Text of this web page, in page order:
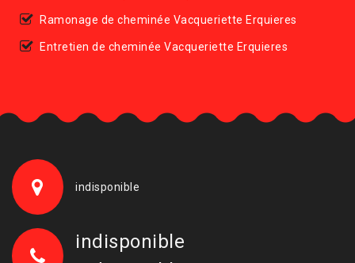
Ramonage de cheminée Vacqueriette Erquieres
Entretien de cheminée Vacqueriette Erquieres
indisponible
indisponible